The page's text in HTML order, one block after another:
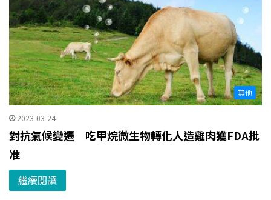
其他
2023-03-24
對抗氣候變遷 吃甲烷微生物轉化人造雞肉獲FDA批
准
繼續閱讀